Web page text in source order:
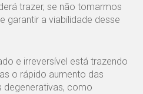
trazer, se não tomarmos
garantir a viabilidade desse
e irreversível está trazendo
o rápido aumento das
como